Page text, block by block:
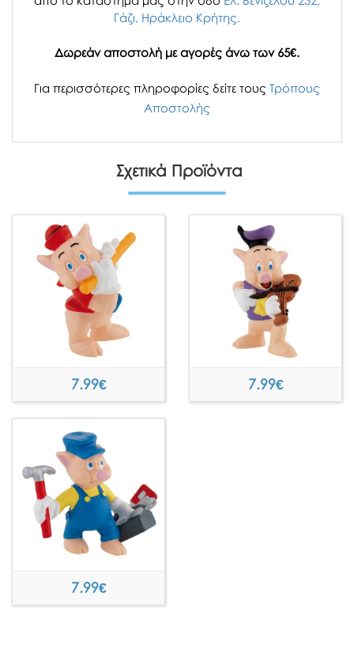
Γάζι, Ηράκλειο Κρήτης.
Δωρεάν αποστολή με αγορές άνω των 65€.
Για περισσότερες πληροφορίες δείτε τους Τρόπους
Αποστολής
Σχετικά Προϊόντα
7.99€ 7.99€
7.99€